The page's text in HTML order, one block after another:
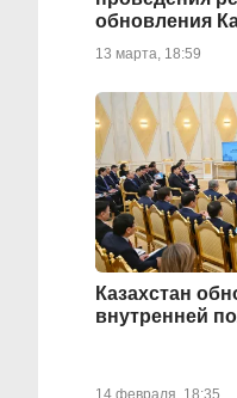
обновления
13 марта, 18:59
Казахстан
внутренней
14 февраля, 18:35